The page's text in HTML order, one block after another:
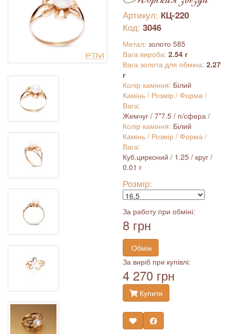
Артикул: КЦ-220
Код: 3046
Метал: золото 585
Вага вироба: 2.54 г
Вага золота для обміна: 2.27
г
Колір каміння: Білий
Камінь / Розмір / Форма /
Вага:
Жемчуг / 7*7.5 / п/сфера /
Колір каміння: Білий
Камінь / Розмір / Форма /
Вага:
Куб.цирконий / 1.25 / круг /
0.01 г
Розмір:
За работу при обміні:
8 грн
Обмін
За виріб при купівлі:
4 270 грн
Купити